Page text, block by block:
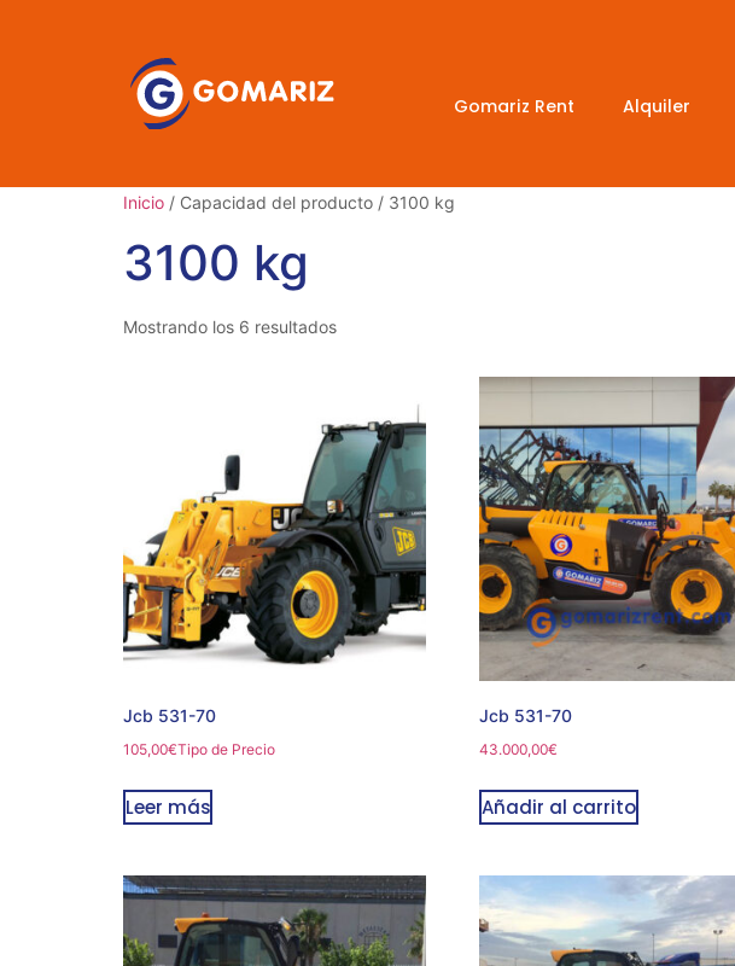
Gomariz Rent Alquiler
Inicio / Capacidad del producto / 3100 kg
3100 kg
Mostrando los 6 resultados
Jcb 531-70
105,00€Tipo de Precio
Leer más
Jcb 531-70
43.000,00€
Añadir al carrito